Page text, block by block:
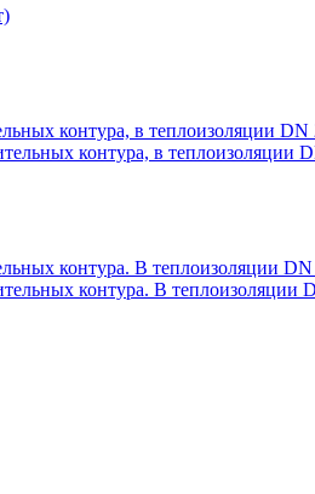
контура, в теплоизоляции
контура. В теплоизоляции